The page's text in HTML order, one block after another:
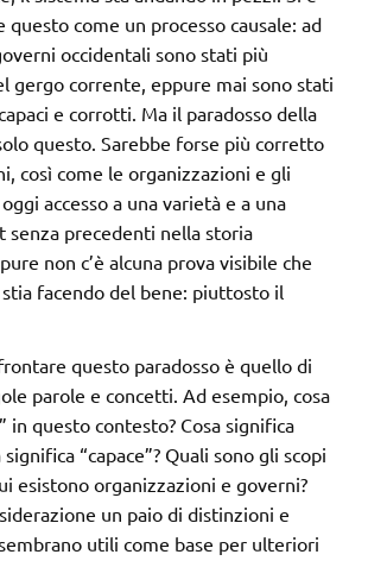
come un processo causale: ad
occidentali sono stati più
gergo corrente, eppure mai sono stati
e corrotti. Ma il paradosso della
questo. Sarebbe forse più corretto
così come le organizzazioni e gli
accesso a una varietà e a una
senza precedenti nella storia
non c’è alcuna prova visibile che
facendo del bene: piuttosto il
questo paradosso è quello di
parole e concetti. Ad esempio, cosa
in questo contesto? Cosa significa
significa “capace”? Quali sono gli scopi
esistono organizzazioni e governi?
un paio di distinzioni e
utili come base per ulteriori